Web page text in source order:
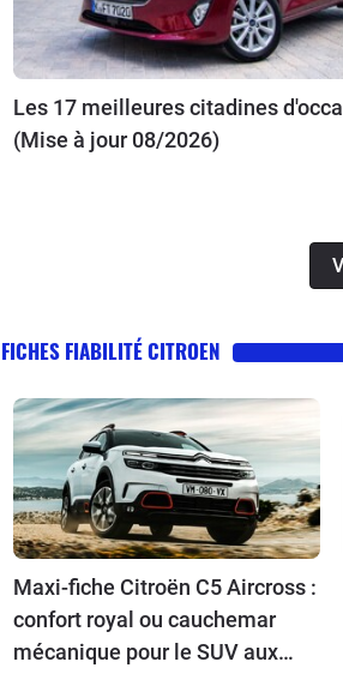
Les 17 meilleures citadines
(Mise à jour 08/2026)
FICHES FIABILITÉ CITROEN
Maxi-fiche Citroën C5 Aircross :
confort royal ou cauchemar
mécanique pour le SUV aux